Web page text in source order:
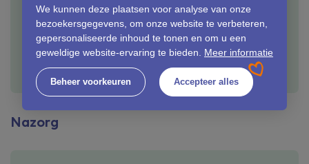
We kunnen deze plaatsen voor analyse van onze
bezoekersgegevens, om onze website te verbeteren,
gepersonaliseerde inhoud te tonen en om u een
geweldige website-ervaring te bieden. Meer informatie
Beheer voorkeuren Accepteer alles
Verzekerd via de Zilveren Kruisgroep?
Hoe werken kraamdagen?
Nazorg